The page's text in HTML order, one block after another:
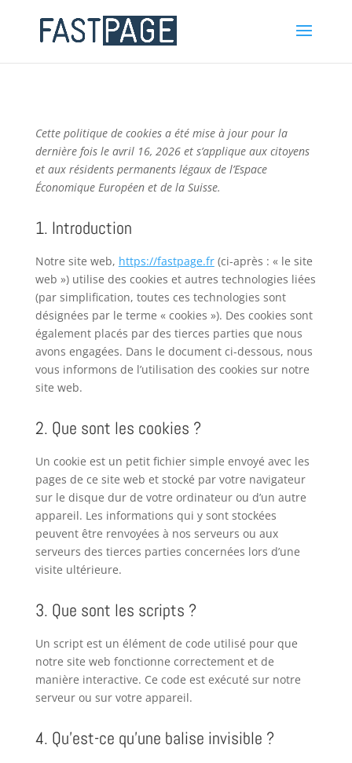
Cette politique de cookies a été mise à jour pour la
dernière fois le avril 16, 2026 et s’applique aux citoyens
et aux résidents permanents légaux de l’Espace
Économique Européen et de la Suisse.
1. Introduction
Notre site web, https://fastpage.fr(ci-après : « le site
web ») utilise des cookies et autres technologies liées
(par simplification, toutes ces technologies sont
désignées par le terme « cookies »). Des cookies sont
également placés par des tierces parties que nous
avons engagées. Dans le document ci-dessous, nous
vous informons de l’utilisation des cookies sur notre
site web.
2. Que sont les cookies ?
Un cookie est un petit fichier simple envoyé avec les
pages de ce site web et stocké par votre navigateur
sur le disque dur de votre ordinateur ou d’un autre
appareil. Les informations qui y sont stockées
peuvent être renvoyées à nos serveurs ou aux
serveurs des tierces parties concernées lors d’une
visite ultérieure.
3. Que sont les scripts ?
Un script est un élément de code utilisé pour que
notre site web fonctionne correctement et de
manière interactive. Ce code est exécuté sur notre
serveur ou sur votre appareil.
4. Qu’est-ce qu’une balise invisible ?